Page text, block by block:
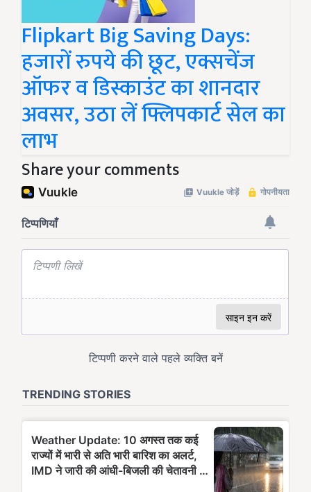
Flipkart Big Saving Days:
हजारों रुपये की छूट, एक्सचेंज
ऑफर व डिस्काउंट का शानदार
अवसर, उठा लें फ्लिपकार्ट सेल का
लाभ
Share your comments